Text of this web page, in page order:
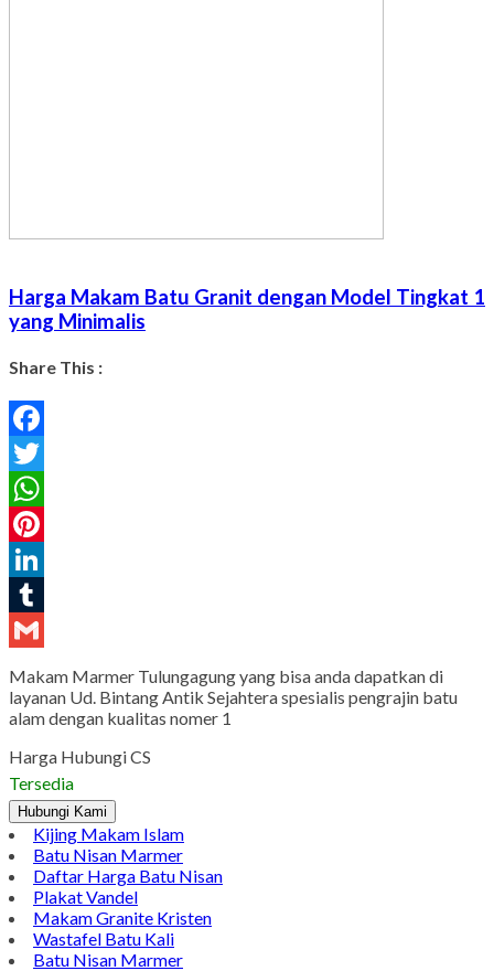
Harga Makam Batu Granit dengan Model Tingkat 1
yang Minimalis
Share This :
Facebook
Twitter
WhatsApp
Pinterest
LinkedIn
Tumblr
Makam Marmer Tulungagung yang bisa anda dapatkan di
layanan Ud. Bintang Antik Sejahtera spesialis pengrajin batu
alam dengan kualitas nomer 1
Harga Hubungi CS
Tersedia
Hubungi Kami
Kijing Makam Islam
Batu Nisan Marmer
Daftar Harga Batu Nisan
Plakat Vandel
Makam Granite Kristen